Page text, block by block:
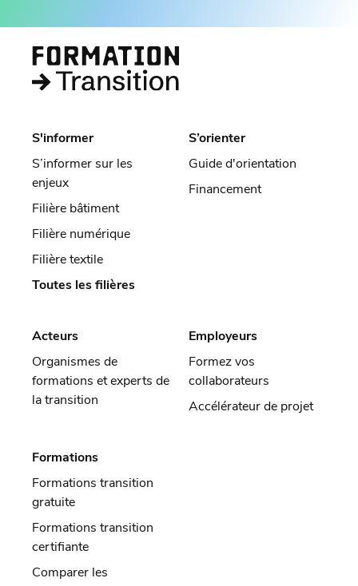
S'informer
S’informer sur les
enjeux
Filière bâtiment
Filière numérique
Filière textile
Toutes les filières
S’orienter
Guide d'orientation
Financement
Acteurs
Organismes de
formations et experts de
la transition
Employeurs
Formez vos
collaborateurs
Accélérateur de projet
Formations
Formations transition
gratuite
Formations transition
certifiante
Comparer les